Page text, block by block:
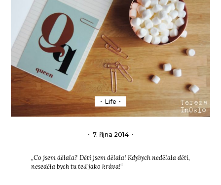
Life
7. října 2014
„Co jsem dělala? Děti jsem dělala! Kdybych nedělala děti,
neseděla bych tu teď jako kráva!“